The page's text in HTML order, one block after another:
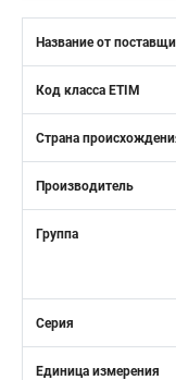
Название от
Код класса ETIM
Страна
Производитель
Группа
Серия
Единица измерения